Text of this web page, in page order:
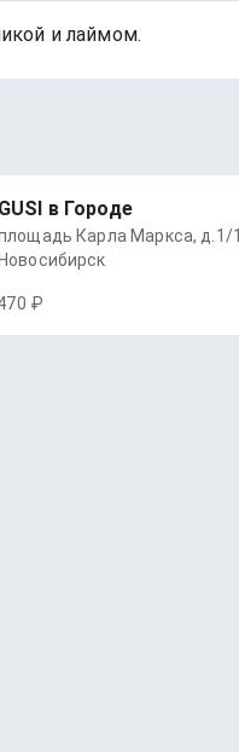
и лаймом.
GUSI в Городе
Карла Маркса, д.1/1
Новосибирск
₽